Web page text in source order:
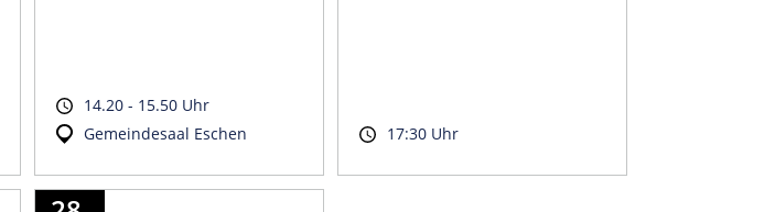
14.20 - 15.50 Uhr
Gemeindesaal Eschen
17:30 Uhr